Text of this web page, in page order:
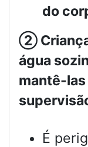
do
②
água
mantê-
É